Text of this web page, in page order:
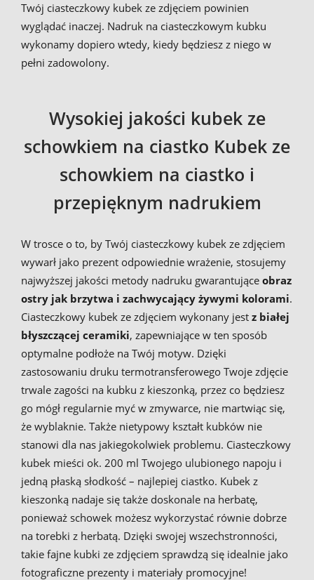
Twój ciasteczkowy kubek ze zdjęciem powinien
wyglądać inaczej. Nadruk na ciasteczkowym kubku
wykonamy dopiero wtedy, kiedy będziesz z niego w
pełni zadowolony.
Wysokiej jakości kubek ze
schowkiem na ciastko Kubek ze
schowkiem na ciastko i
przepięknym nadrukiem
W trosce o to, by Twój ciasteczkowy kubek ze zdjęciem
wywarł jako prezent odpowiednie wrażenie, stosujemy
najwyższej jakości metody nadruku gwarantujące obraz
ostry jak brzytwa i zachwycający żywymi kolorami.
Ciasteczkowy kubek ze zdjęciem wykonany jest z białej
błyszczącej ceramiki, zapewniające w ten sposób
optymalne podłoże na Twój motyw. Dzięki
zastosowaniu druku termotransferowego Twoje zdjęcie
trwale zagości na kubku z kieszonką, przez co będziesz
go mógł regularnie myć w zmywarce, nie martwiąc się,
że wyblaknie. Także nietypowy kształt kubków nie
stanowi dla nas jakiegokolwiek problemu. Ciasteczkowy
kubek mieści ok. 200 ml Twojego ulubionego napoju i
jedną płaską słodkość – najlepiej ciastko. Kubek z
kieszonką nadaje się także doskonale na herbatę,
ponieważ schowek możesz wykorzystać równie dobrze
na torebki z herbatą. Dzięki swojej wszechstronności,
takie fajne kubki ze zdjęciem sprawdzą się idealnie jako
fotograficzne prezenty i materiały promocyjne!